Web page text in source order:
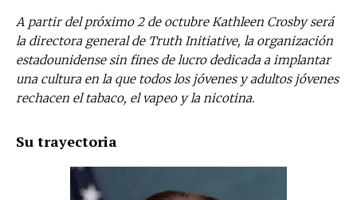
A partir del próximo 2 de octubre Kathleen Crosby será
la directora general de Truth Initiative, la organización
estadounidense sin fines de lucro dedicada a implantar
una cultura en la que todos los jóvenes y adultos jóvenes
rechacen el tabaco, el vapeo y la nicotina.
Su trayectoria